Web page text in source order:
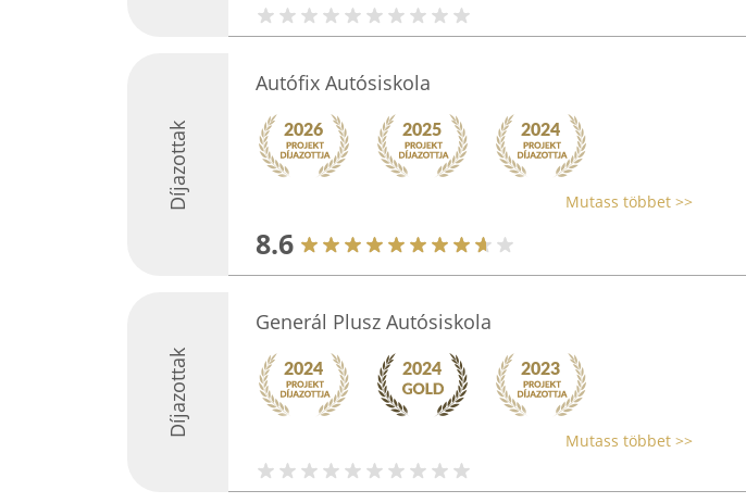
Díjazottak
Autófix Autósiskola
Mutass többet >>
8.6
Díjazottak
Generál Plusz Autósiskola
Mutass többet >>